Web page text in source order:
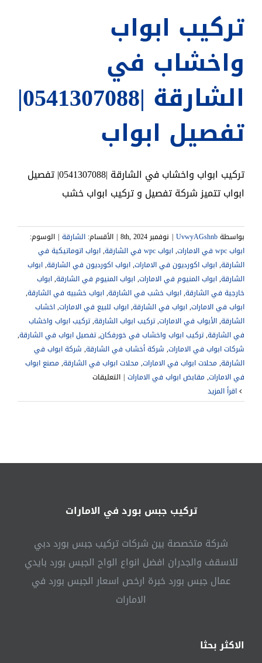
تركيب ابواب
واخشاب في
الشارقة |0541307088|
تفصيل ابواب
تركيب ابواب واخشاب في الشارقة |0541307088| تفصيل
ابواب تتميز شركة تفصيل و تركيب ابواب خشب
بواسطةUvwyAGshnb
| نوفمبر 8th, 2024 | الأقسام: الشارقة | الوسوم:
ابواب wpc في الامارات
,ابواب wpc في الشارقة ,ابواب اتوماتيكية في
الشارقة,ابواب اكورديون في الامارات,ابواب اكورديون في الشارقة,ابواب
الشارقة,ابواب المنيوم في الامارات,ابواب المنيوم في الشارقة,ابواب
خارجية في الشارقة,ابواب خشب في الشارقة,ابواب خشبيه في الشارقة,
ابواب في الامارات,ابواب في الشارقة,ابواب للبيع في الامارات,اخشاب
الشارقة,الأبواب في الامارات,تركيب ابواب الشارقة,تركيب ابواب واخشاب
في الشارقة,تركيب ابواب واخشاب في خورفكان,تفصيل ابواب في الشارقة,
شركات ابواب في الامارات, شركة أخشاب في الشارقة, شركة ابواب في
الشارقة, محلات ابواب في الامارات, محلات ابواب في الشارقة, مصنع ابواب
في الامارات, مقابض ابواب في الامارات | التعليقاتعلى
ابواب
|0541307088|
تركيب جبس بورد في الامارات
شركة متخصصة بين شركات تركيب جبس بورد دبي
للاسقف والجدران افضل انواع الواح الجبس بورد بايدي
عمال جبس بورد خبرة ارخص اسعار الجبس بورد في
الامارات
الاكثر بحثا